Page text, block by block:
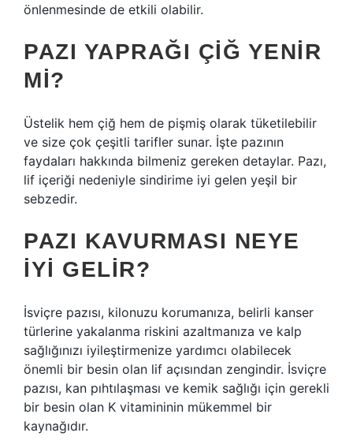
önlenmesinde de etkili olabilir.
PAZI YAPRAĞI ÇIĞ YENIR
MI?
Üstelik hem çiğ hem de pişmiş olarak tüketilebilir
ve size çok çeşitli tarifler sunar. İşte pazının
faydaları hakkında bilmeniz gereken detaylar. Pazı,
lif içeriği nedeniyle sindirime iyi gelen yeşil bir
sebzedir.
PAZI KAVURMASI NEYE
IYI GELIR?
İsviçre pazısı, kilonuzu korumanıza, belirli kanser
türlerine yakalanma riskini azaltmanıza ve kalp
sağlığınızı iyileştirmenize yardımcı olabilecek
önemli bir besin olan lif açısından zengindir. İsviçre
pazısı, kan pıhtılaşması ve kemik sağlığı için gerekli
bir besin olan K vitamininin mükemmel bir
kaynağıdır.